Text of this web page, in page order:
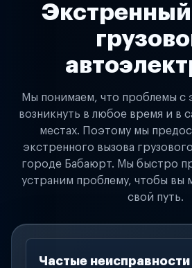
Мы понимаем, что проблемы с
возникнуть в любое время и в
местах. Поэтому мы
экстренного вызова
городе Бабаюрт. Мы быстро
устраним проблему, чтобы вы
свой путь.
Частые неисправности